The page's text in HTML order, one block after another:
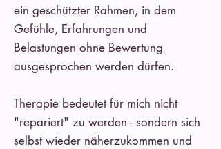
ein geschützter Rahmen, in dem
Gefühle, Erfahrungen und
Belastungen ohne Bewertung
ausgesprochen werden dürfen.
Therapie bedeutet für mich nicht
"repariert" zu werden - sondern sich
selbst wieder näherzukommen und